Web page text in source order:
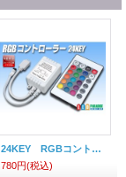
24KEY RGBコントローラー アノードCOM
780円(税込)